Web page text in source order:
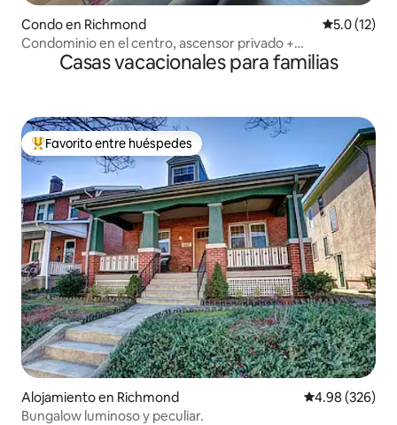
Condo en Richmond Calificación
5.0 (12)
Condominio en el centro, ascensor privado +
estacionamiento
Casas vacacionales para familias
Favorito entre huéspedes preferido
Favorito entre huéspedes
Alojamiento en Richmond Calificación
4.98 (326)
Bungalow luminoso y peculiar.